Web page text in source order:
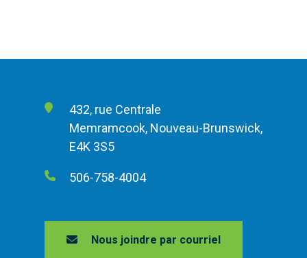
432, rue Centrale
Memramcook, Nouveau-Brunswick,
E4K 3S5
506-758-4004
Nous joindre par courriel